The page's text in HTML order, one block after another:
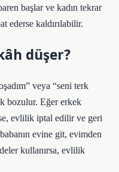
başlar ve kadın tekrar
ederse kaldırılabilir.
düşer?
veya “seni terk
bozulur. Eğer erkek
evlilik iptal edilir ve geri
evine git, evimden
kullanırsa, evlilik